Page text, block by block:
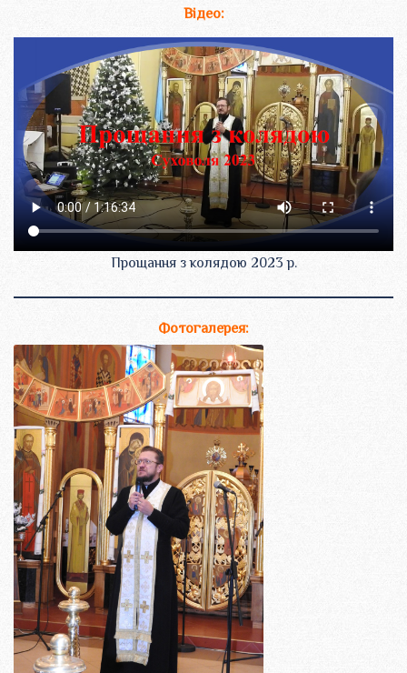
Відео:
Прощання з колядою 2023 р.
Фотогалерея: